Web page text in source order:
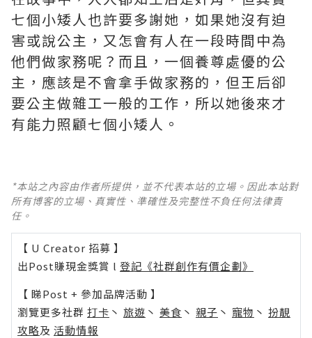
七個小矮人也許要多謝她，如果她沒有迫
害或說公主，又怎會有人在一段時間中為
他們做家務呢？而且，一個養尊處優的公
主，應該是不會拿手做家務的，但王后卻
要公主做雜工一般的工作，所以她後來才
有能力照顧七個小矮人。
*本站之內容由作者所提供，並不代表本站的立場。因此本站對
所有博客的立場、真實性、準確性及完整性不負任何法律責
任。
【 U Creator 招募 】
出Post賺現金獎賞 l 登記《社群創作有價企劃》
【 睇Post + 參加品牌活動 】
瀏覽更多社群 打卡 丶 旅遊 丶 美食 丶 親子 丶 寵物 丶 扮靚
攻略及 活動情報